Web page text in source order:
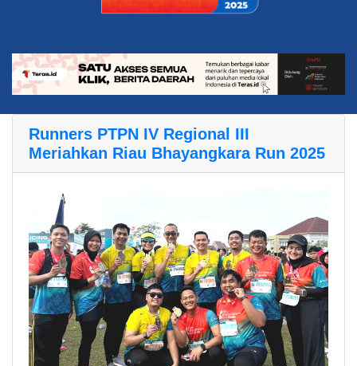
Runners PTPN IV Regional III
Meriahkan Riau Bhayangkara Run 2025